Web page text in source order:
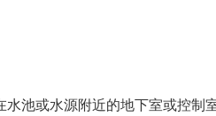
池或水源附近的地下室或控制